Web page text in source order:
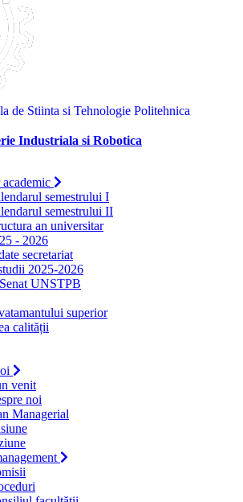
de Stiinta si Tehnologie Politehnica
Industriala si Robotica
semestrului I
semestrului II
an universitar
- 2026
secretariat
2025-2026
UNSTPB
superior
calității
venit
noi
Managerial